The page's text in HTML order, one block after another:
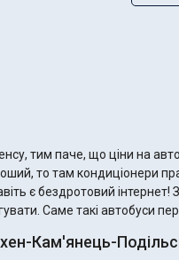
тим паче, що ціни на
то там кондиціонери
є бездротовий інтернет!
Саме такі автобуси
Кам'янець-